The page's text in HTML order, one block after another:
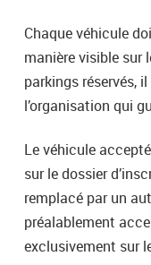
Chaque véhicule
manière visible sur
parkings réservés,
l’organisation qui
Le véhicule
sur le dossier
remplacé par un
préalablement
exclusivement sur